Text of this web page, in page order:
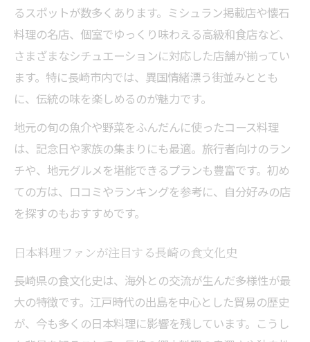
るスポットが数多くあります。ミシュラン掲載店や懐石
料理の名店、個室でゆっくり味わえる高級和食店など、
さまざまなシチュエーションに対応した店舗が揃ってい
ます。特に長崎市内では、異国情緒漂う街並みととも
に、伝統の味を楽しめるのが魅力です。
地元の旬の魚介や野菜をふんだんに使ったコース料理
は、記念日や家族の集まりにも最適。旅行者向けのラン
チや、地元グルメを堪能できるプランも豊富です。初め
ての方は、口コミやランキングを参考に、自分好みの店
を探すのもおすすめです。
日本料理ファンが注目する長崎の食文化史
長崎県の食文化史は、海外との交流が生んだ多様性が最
大の特徴です。江戸時代の出島を中心とした貿易の歴史
が、今も多くの日本料理に影響を残しています。こうし